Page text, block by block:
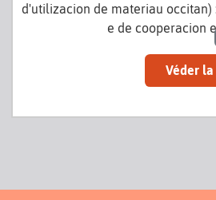
d'utilizacion de materiau occitan)
e de cooperacion
Véder